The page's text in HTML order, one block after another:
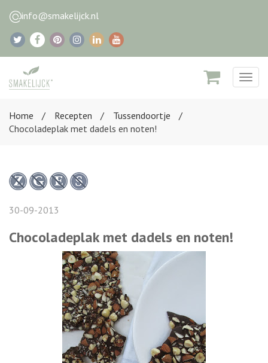
info@smakelijck.nl
Home
Recepten
Tussendoortje
Chocoladeplak met dadels en noten!
30-09-2013
Chocoladeplak met dadels en noten!